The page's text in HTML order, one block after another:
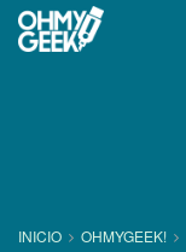
INICIO OHMYGEEK!